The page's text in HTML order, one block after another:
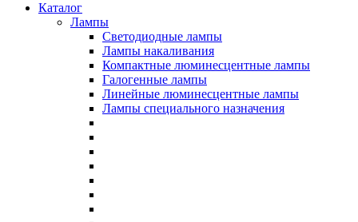
Каталог
Лампы
Светодиодные лампы
Лампы накаливания
Компактные люминесцентные лампы
Галогенные лампы
Линейные люминесцентные лампы
Лампы специального назначения